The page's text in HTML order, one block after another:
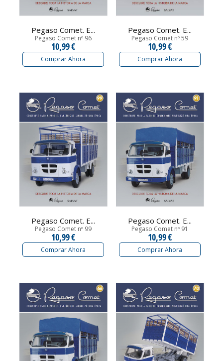
Pegaso Comet. E...
Pegaso Comet nº 96
10,99 €
Comprar Ahora
Pegaso Comet. E...
Pegaso Comet nº 59
10,99 €
Comprar Ahora
Pegaso Comet. E...
Pegaso Comet nº 99
10,99 €
Comprar Ahora
Pegaso Comet. E...
Pegaso Comet nº 91
10,99 €
Comprar Ahora